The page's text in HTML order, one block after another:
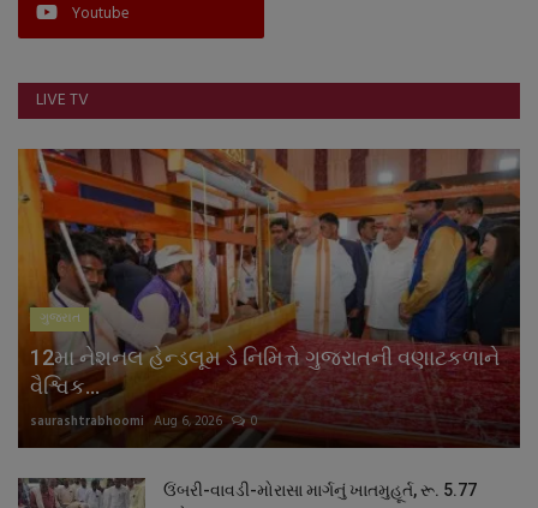
Youtube
LIVE TV
ગુજરાત
12મા નેશનલ હેન્ડલૂમ ડે નિમિત્તે ગુજરાતની વણાટકળાને
વૈશ્વિક...
saurashtrabhoomi Aug 6, 2026 0
ઉંબરી-વાવડી-મોરાસા માર્ગનું ખાતમુહૂર્ત, રૂ. 5.77